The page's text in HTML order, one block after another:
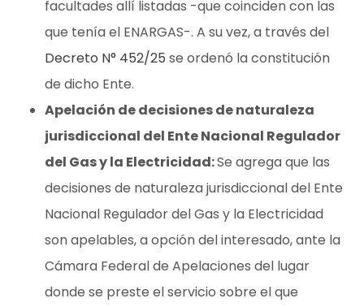
facultades allí listadas -que coinciden con las
que tenía el ENARGAS-. A su vez, a través del
Decreto N° 452/25 se ordenó la constitución
de dicho Ente.
Apelación de decisiones de naturaleza
jurisdiccional del Ente Nacional Regulador
del Gas y la Electricidad:Se agrega que las
decisiones de naturaleza jurisdiccional del Ente
Nacional Regulador del Gas y la Electricidad
son apelables, a opción del interesado, ante la
Cámara Federal de Apelaciones del lugar
donde se preste el servicio sobre el que